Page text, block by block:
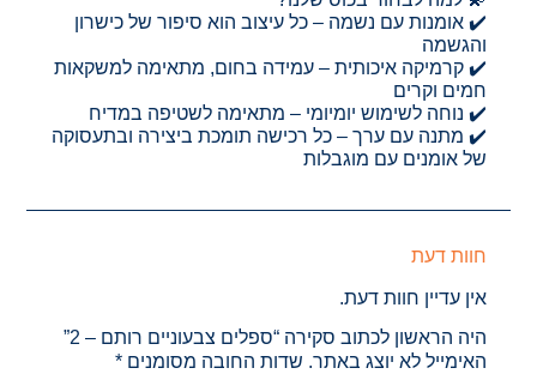
✔️ אומנות עם נשמה – כל עיצוב הוא סיפור של כישרון
והגשמה
✔️ קרמיקה איכותית – עמידה בחום, מתאימה למשקאות
חמים וקרים
✔️ נוחה לשימוש יומיומי – מתאימה לשטיפה במדיח
✔️ מתנה עם ערך – כל רכישה תומכת ביצירה ובתעסוקה
של אומנים עם מוגבלות
חוות דעת
אין עדיין חוות דעת.
היה הראשון לכתוב סקירה “ספלים צבעוניים רותם – 2”
האימייל לא יוצג באתר. שדות החובה מסומנים*